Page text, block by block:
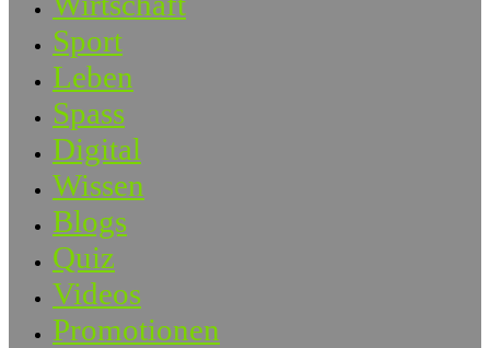
Sport
Leben
Spass
Digital
Wissen
Blogs
Quiz
Videos
Promotionen